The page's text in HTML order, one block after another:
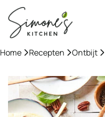
naar
inhoud
Home »Recepten »Ontbijt »